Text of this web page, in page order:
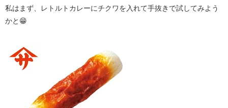
私はまず、レトルトカレーにチクワを入れて手抜きで試してみよう
かと😁